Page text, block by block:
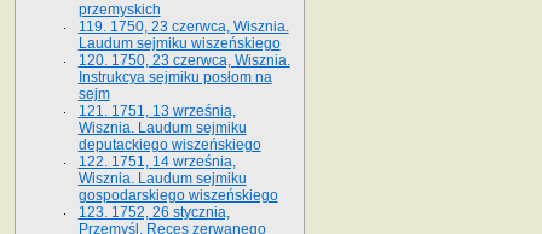
przemyskich
119. 1750, 23 czerwca, Wisznia.
Laudum sejmiku wiszeńskiego
120. 1750, 23 czerwca, Wisznia.
Instrukcya sejmiku posłom na
sejm
121. 1751, 13 września,
Wisznia. Laudum sejmiku
deputackiego wiszeńskiego
122. 1751, 14 września,
Wisznia. Laudum sejmiku
gospodarskiego wiszeńskiego
123. 1752, 26 stycznia,
Przemyśl. Reces zerwanego